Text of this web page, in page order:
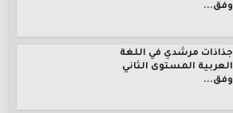
وفق...
جذاذات مرشدي في اللغة
العربية المستوى الثاني
وفق...